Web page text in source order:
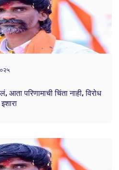
परिणामाची चिंता नाही, विरोध